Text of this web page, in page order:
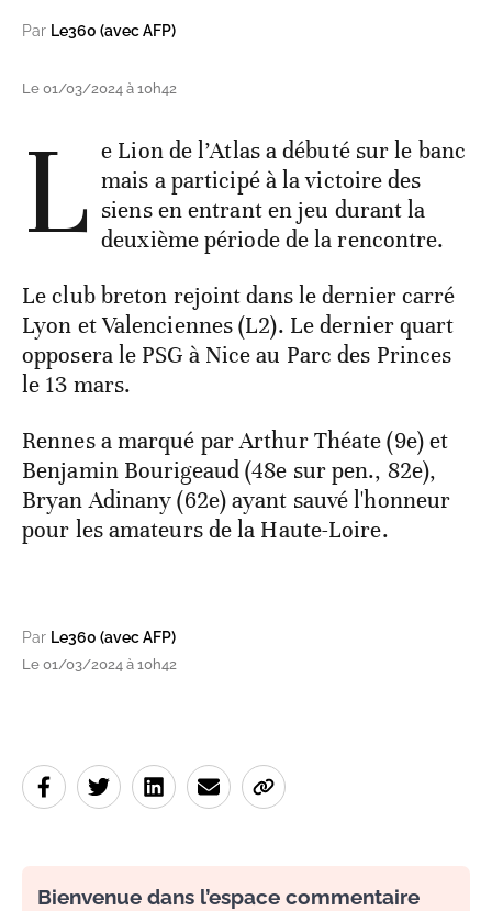
Par Le360 (avec AFP)
Le 01/03/2024 à 10h42
L e Lion de l’Atlas a débuté sur le banc
mais a participé à la victoire des
siens en entrant en jeu durant la
deuxième période de la rencontre.
Le club breton rejoint dans le dernier carré
Lyon et Valenciennes (L2). Le dernier quart
opposera le PSG à Nice au Parc des Princes
le 13 mars.
Rennes a marqué par Arthur Théate (9e) et
Benjamin Bourigeaud (48e sur pen., 82e),
Bryan Adinany (62e) ayant sauvé l'honneur
pour les amateurs de la Haute-Loire.
Par Le360 (avec AFP)
Le 01/03/2024 à 10h42
Bienvenue dans l’espace commentaire